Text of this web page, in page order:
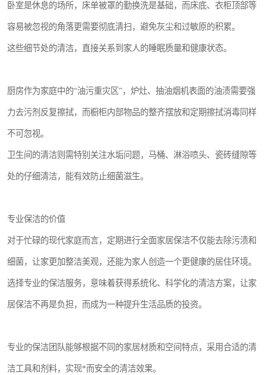
卧室是休息的场所，床单被罩的勤换洗是基础，而床底、衣柜顶部等
容易被忽视的角落更需要彻底清扫，避免灰尘和过敏原的积累。
这些细节处的清洁，直接关系到家人的睡眠质量和健康状态。
厨房作为家庭中的“油污重灾区”，炉灶、抽油烟机表面的油渍需要强
力去污剂反复擦拭，而橱柜内部物品的整齐摆放和定期擦拭消毒同样
不可忽视。
卫生间的清洁则需特别关注水垢问题，马桶、淋浴喷头、瓷砖缝隙等
处的仔细清洁，能有效防止细菌滋生。
专业保洁的价值
对于忙碌的现代家庭而言，定期进行全面家居保洁不仅能去除污渍和
细菌，让家更加整洁美观，还能为家人创造一个更健康的居住环境。
选择专业的保洁服务，意味着获得系统化、科学化的清洁方案，让家
居保洁不再是负担，而成为一种提升生活品质的投资。
专业的保洁团队能够根据不同的家居材质和空间特点，采用合适的清
洁工具和剂料，实现*而安全的清洁效果。